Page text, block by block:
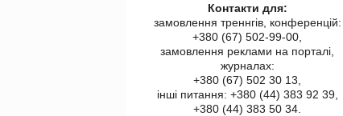
Контакти для:
замовлення треннгів, конференцій:
+380 (67) 502-99-00,
замовлення реклами на порталі,
журналах:
+380 (67) 502 30 13,
інші питання: +380 (44) 383 92 39,
+380 (44) 383 50 34.